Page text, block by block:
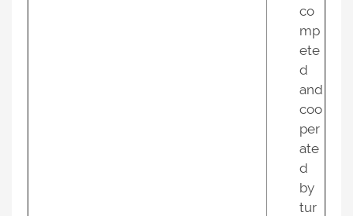
co
mp
ete
d
and
coo
per
ate
d
by
tur